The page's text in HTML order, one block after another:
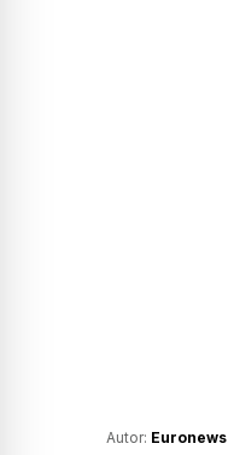
Autor: Euronews